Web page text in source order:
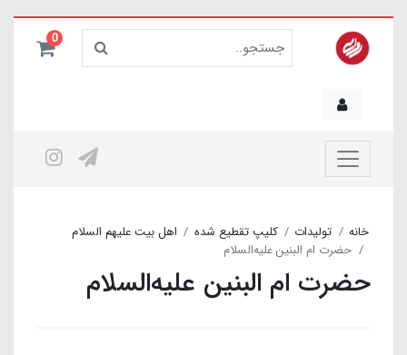
0
خانه تولیدات کلیپ تقطیع شده
اهل بیت علیهم السلام
حضرت ام البنین علیه‌السلام
حضرت ام البنین علیه‌السلام